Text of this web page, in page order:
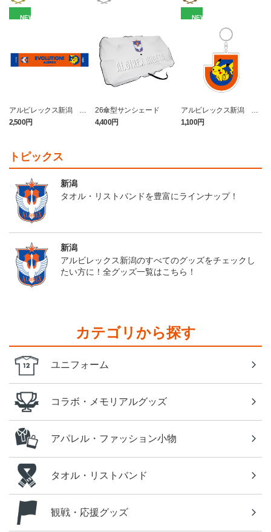
NEW
アルビレックス新潟 ピ
カチュウ タオルマフラー
2,500円
26傘型サンシェード
4,400円
NEW
アルビレックス新潟 ピ
カチュウ キーホルダー
1,100円
トピックス
新潟
タオル・リストバンドを豊富にラインナップ！
新潟
アルビレックス新潟のすべてのグッズをチェックし
たい方に！全グッズ一覧はこちら！
カテゴリから探す
ユニフォーム
コラボ・メモリアルグッズ
アパレル・ファッション小物
タオル・リストバンド
観戦・応援グッズ